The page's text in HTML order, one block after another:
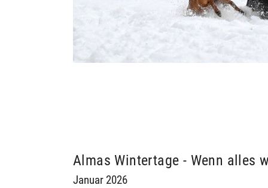
Almas Wintertage - Wenn alles
Januar 2026